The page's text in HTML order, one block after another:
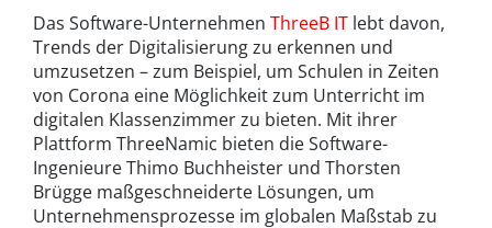
Das Software-Unternehmen ThreeB IT lebt davon,
Trends der Digitalisierung zu erkennen und
umzusetzen – zum Beispiel, um Schulen in Zeiten
von Corona eine Möglichkeit zum Unterricht im
digitalen Klassenzimmer zu bieten. Mit ihrer
Plattform ThreeNamic bieten die Software-
Ingenieure Thimo Buchheister und Thorsten
Brügge maßgeschneiderte Lösungen, um
Unternehmensprozesse im globalen Maßstab zu